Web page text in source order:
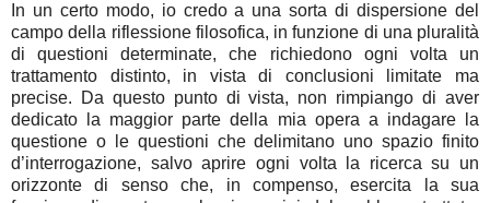
In un certo modo, io credo a una sorta di dispersione del
campo della riflessione filosofica, in funzione di una pluralità
di questioni determinate, che richiedono ogni volta un
trattamento distinto, in vista di conclusioni limitate ma
precise. Da questo punto di vista, non rimpiango di aver
dedicato la maggior parte della mia opera a indagare la
questione o le questioni che delimitano uno spazio finito
d’interrogazione, salvo aprire ogni volta la ricerca su un
orizzonte di senso che, in compenso, esercita la sua